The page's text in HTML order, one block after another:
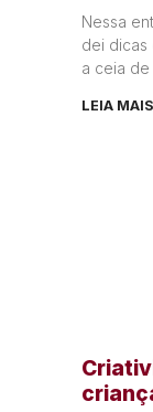
Nessa
dei dicas
a ceia de
LEIA MAIS